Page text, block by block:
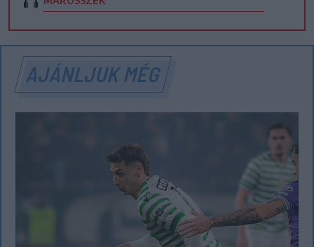
AJÁNLJUK MÉG